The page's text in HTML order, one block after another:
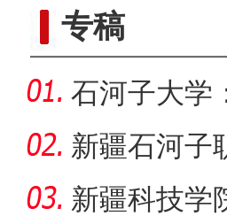
专稿
石河子大学
新疆石河子
同体意
新疆科技学